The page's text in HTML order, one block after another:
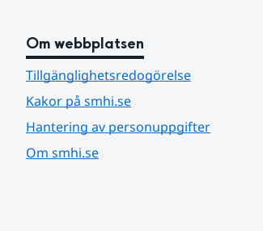
Om webbplatsen
Tillgänglighetsredogörelse
Kakor på smhi.se
Hantering av personuppgifter
Om smhi.se